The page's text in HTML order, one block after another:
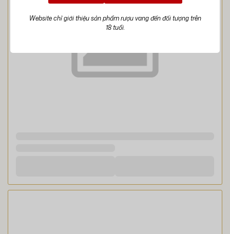
Website chỉ giới thiệu sản phẩm rượu vang đến đối tượng trên
18 tuổi.